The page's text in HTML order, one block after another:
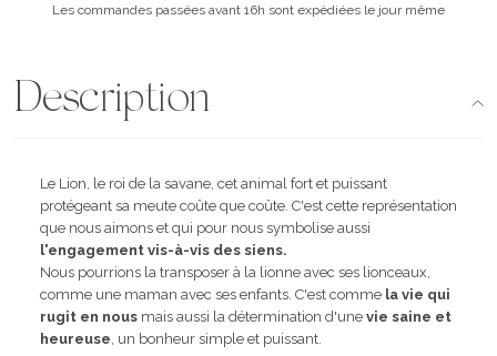
Les commandes passées avant 16h sont expédiées le jour même
Description
Le Lion, le roi de la savane, cet animal fort et puissant
protégeant sa meute coûte que coûte. C'est cette représentation
que nous aimons et qui pour nous symbolise aussi
l'engagement vis-à-vis des siens.
Nous pourrions la transposer à la lionne avec ses lionceaux,
comme une maman avec ses enfants. C'est comme la vie qui
rugit en nous mais aussi la détermination d'une vie saine et
heureuse , un bonheur simple et puissant.